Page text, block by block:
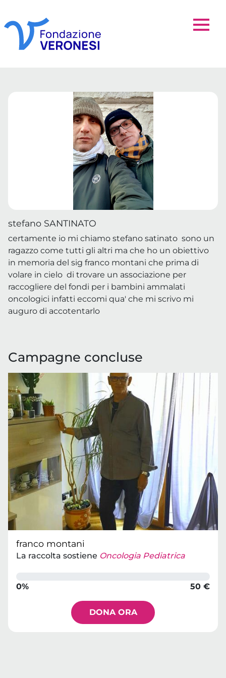
stefano SANTINATO
certamente io mi chiamo stefano satinato sono un
ragazzo come tutti gli altri ma che ho un obiettivo
in memoria del sig franco montani che prima di
volare in cielo di trovare un associazione per
raccogliere del fondi per i bambini ammalati
oncologici infatti eccomi qua' che mi scrivo mi
auguro di accotentarlo
Campagne concluse
franco montani
La raccolta sostiene Oncologia Pediatrica
0% 50 €
DONA ORA